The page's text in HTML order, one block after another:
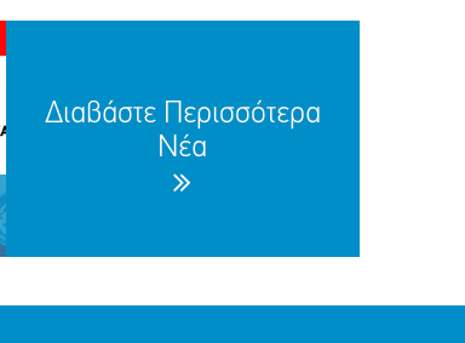
Διαβάστε Περισσότερα
Νέα